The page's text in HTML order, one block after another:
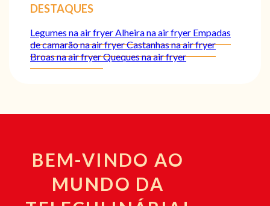
DESTAQUES
Legumes na air fryerAlheira na air fryer Empadas
de camarão na air fryerCastanhas na air fryer
Broas na air fryerQueques na air fryer
BEM-VINDO AO
MUNDO DA